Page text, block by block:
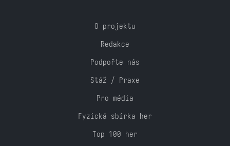
O projektu
Redakce
Podpořte nás
Stáž / Praxe
Pro média
Fyzická sbírka her
Top 100 her